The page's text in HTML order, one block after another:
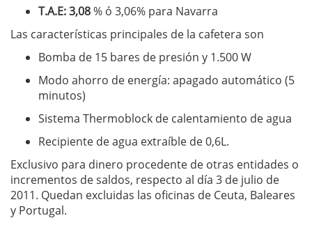
T.A.E: 3,08% ó 3,06% para Navarra
Las características principales de la cafetera son
Bomba de 15 bares de presión y 1.500 W
Modo ahorro de energía: apagado automático (5
minutos)
Sistema Thermoblock de calentamiento de agua
Recipiente de agua extraíble de 0,6L.
Exclusivo para dinero procedente de otras entidades o
incrementos de saldos, respecto al día 3 de julio de
2011. Quedan excluidas las oficinas de Ceuta, Baleares
y Portugal.